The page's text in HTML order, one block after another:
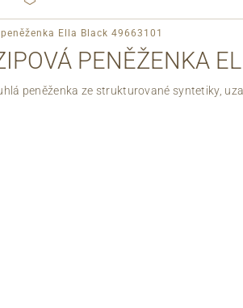
Ella Black 49663101
PENĚŽENKA
peněženka ze strukturované syntetiky,